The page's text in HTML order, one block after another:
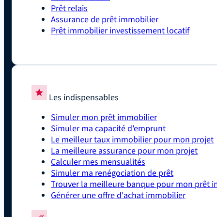
Prêt relais
Assurance de prêt immobilier
Prêt immobilier investissement locatif
Les indispensables
Simuler mon prêt immobilier
Simuler ma capacité d'emprunt
Le meilleur taux immobilier pour mon projet
La meilleure assurance pour mon projet
Calculer mes mensualités
Simuler ma renégociation de prêt
Trouver la meilleure banque pour mon prêt
Générer une offre d'achat immobilier